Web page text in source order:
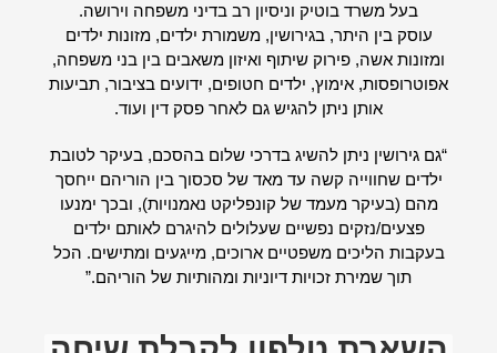
בעל משרד בוטיק וניסיון רב בדיני משפחה וירושה.
עוסק בין היתר, בגירושין, משמורת ילדים, מזונות ילדים
ומזונות אשה, פירוק שיתוף ואיזון משאבים בין בני משפחה,
אפוטרופסות, אימוץ, ילדים חטופים, ידועים בציבור, תביעות
אותן ניתן להגיש גם לאחר פסק דין ועוד.
“גם גירושין ניתן להשיג בדרכי שלום בהסכם, בעיקר לטובת
ילדים שחווייה קשה עד מאד של סכסוך בין הוריהם ייחסך
מהם (בעיקר מעמד של קונפליקט נאמנויות), ובכך ימנעו
פצעים/נזקים נפשיים שעלולים להיגרם לאותם ילדים
בעקבות הליכים משפטיים ארוכים, מייגעים ומתישים. הכל
תוך שמירת זכויות דיוניות ומהותיות של הוריהם.”